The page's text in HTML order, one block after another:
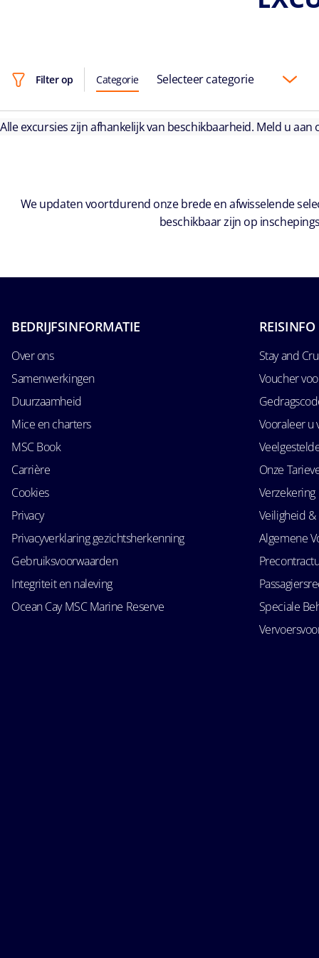
Filter op Categorie Selecteer categorie
Alle excursies zijn afhankelijk van beschikbaarheid. Meld u
We updaten voortdurend onze brede en afwisselende
beschikbaar zijn op
BEDRIJFSINFORMATIE
Over ons
Samenwerkingen
Duurzaamheid
Mice en charters
MSC Book
Carrière
Cookies
Privacy
Privacyverklaring gezichtsherkenning
Gebruiksvoorwaarden
Integriteit en naleving
Ocean Cay MSC Marine Reserve
REISINFO
Stay and
Voucher
Vooraleer u
Onze
Verzekering
Veiligheid &
Algemene
Speciale